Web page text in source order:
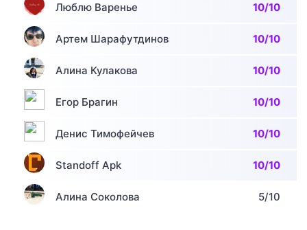
Люблю Варенье 10/10
Артем Шарафутдинов 10/10
Алина Кулакова 10/10
Егор Брагин 10/10
Денис Тимофейчев 10/10
Standoff Apk 10/10
Алина Соколова 5/10